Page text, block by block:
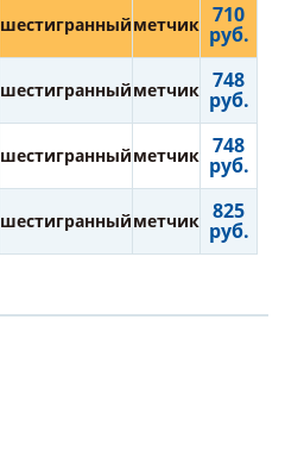
шестигранныйметчик 710
руб.
шестигранныйметчик 748
руб.
шестигранныйметчик 748
руб.
шестигранныйметчик 825
руб.